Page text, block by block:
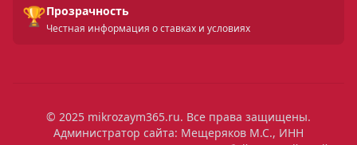
🏆Прозрачность
Честная информация о ставках и условиях
© 2025 mikrozaym365.ru. Все права защищены.
Администратор сайта: Мещеряков М.С., ИНН